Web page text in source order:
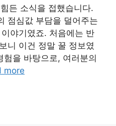
든 소식을 접했습니다.
점심값 부담을 덜어주는
야기였죠. 처음에는 반
니 이건 정말 꿀 정보였
을 바탕으로, 여러분의
more